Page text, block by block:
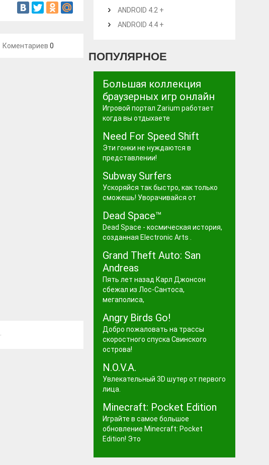
Коментариев 0
ANDROID 4.2 +
ANDROID 4.4 +
ПОПУЛЯРНОЕ
Большая коллекция
браузерных игр онлайн
Игровой портал Zarium работает
когда вы отдыхаете
Need For Speed Shift
Эти гонки не нуждаются в
представлении!
Subway Surfers
Ускоряйся так быстро, как только
сможешь! Уворачивайся от
Dead Space™
Dead Space - космическая история,
созданная Electronic Arts .
Grand Theft Auto: San
Andreas
Пять лет назад Карл Джонсон
сбежал из Лос-Сантоса,
мегаполиса,
Angry Birds Go!
Добро пожаловать на трассы
скоростного спуска Свинского
острова!
N.O.V.A.
Увлекательный 3D шутер от первого
лица.
Minecraft: Pocket Edition
Играйте в самое большое
обновление Minecraft: Pocket
Edition! Это